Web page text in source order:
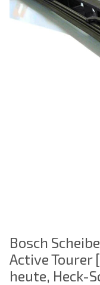
Bosch
Active Tourer
heute, Heck-